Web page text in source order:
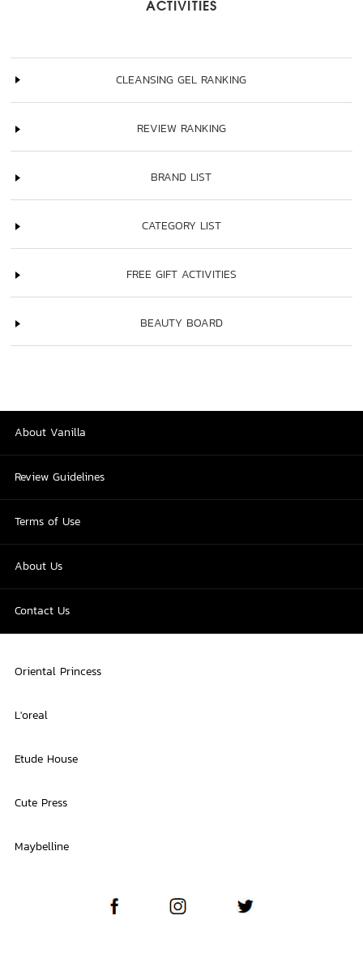
ACTIVITIES
CLEANSING GEL RANKING
REVIEW RANKING
BRAND LIST
CATEGORY LIST
FREE GIFT ACTIVITIES
BEAUTY BOARD
About Vanilla
Review Guidelines
Terms of Use
About Us
Contact Us
Oriental Princess
L'oreal
Etude House
Cute Press
Maybelline